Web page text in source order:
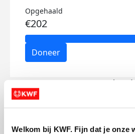
Welkom bij KWF. Fijn dat je onze
Opgehaald
€202
Doneer
Daan's